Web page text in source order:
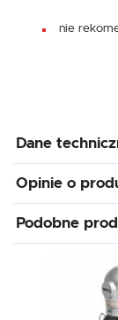
nie
Dane
Opinie o
Podobne